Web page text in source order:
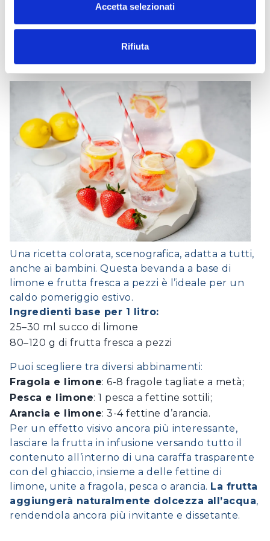
Accetta selezionati
Rifiuta
Acqua aromatizzata limone e
frutta estiva: fragola, pesca o
arancia
Una ricetta colorata, scenografica, adatta a tutti,
anche ai bambini. Questa bevanda a base di
limone e frutta fresca a pezzi è l’ideale per un
caldo pomeriggio estivo.
Ingredienti base per 1 litro:
25–30 ml succo di limone
80–120 g di frutta fresca a pezzi
Puoi scegliere tra diversi abbinamenti:
Fragola e limone: 6-8 fragole tagliate a metà;
Pesca e limone: 1 pesca a fettine sottili;
Arancia e limone: 3-4 fettine d’arancia.
Per un effetto visivo ancora più interessante,
lasciare la frutta in infusione versando tutto il
contenuto all’interno di una caraffa trasparente
con del ghiaccio, insieme a delle fettine di
limone, unite a fragola, pesca o arancia. La frutta
aggiungerà naturalmente dolcezza all’acqua,
rendendola ancora più invitante e dissetante.